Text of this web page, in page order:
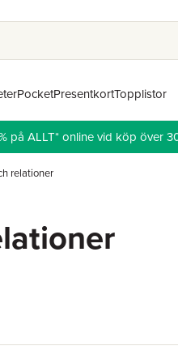
PocketPresentkortTopplistor
på ALLT* online vid köp över
relationer